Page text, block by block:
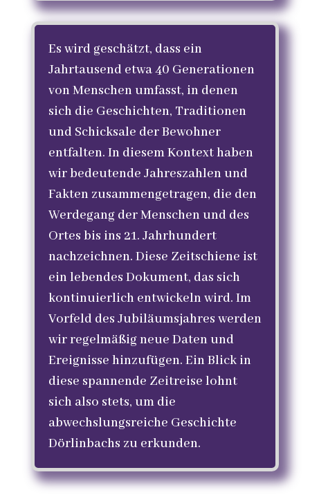
Es wird geschätzt, dass ein
Jahrtausend etwa 40 Generationen
von Menschen umfasst, in denen
sich die Geschichten, Traditionen
und Schicksale der Bewohner
entfalten. In diesem Kontext haben
wir bedeutende Jahreszahlen und
Fakten zusammengetragen, die den
Werdegang der Menschen und des
Ortes bis ins 21. Jahrhundert
nachzeichnen. Diese Zeitschiene ist
ein lebendes Dokument, das sich
kontinuierlich entwickeln wird. Im
Vorfeld des Jubiläumsjahres werden
wir regelmäßig neue Daten und
Ereignisse hinzufügen. Ein Blick in
diese spannende Zeitreise lohnt
sich also stets, um die
abwechslungsreiche Geschichte
Dörlinbachs zu erkunden.